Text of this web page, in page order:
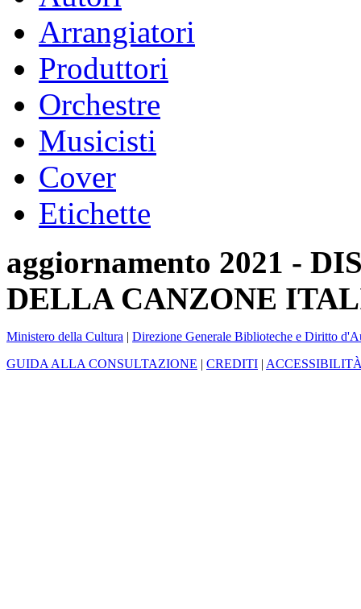
Arrangiatori
Produttori
Orchestre
Musicisti
Cover
Etichette
aggiornamento 2021 -
DELLA CANZONE
Ministero della Cultura | Direzione Generale Biblioteche e Diritto
GUIDA ALLA CONSULTAZIONE | CREDITI |